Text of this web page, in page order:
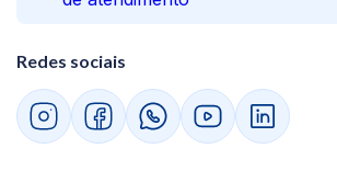
Usar canais de atendimento
Analisar relatórios
Conclusão
Redes sociais